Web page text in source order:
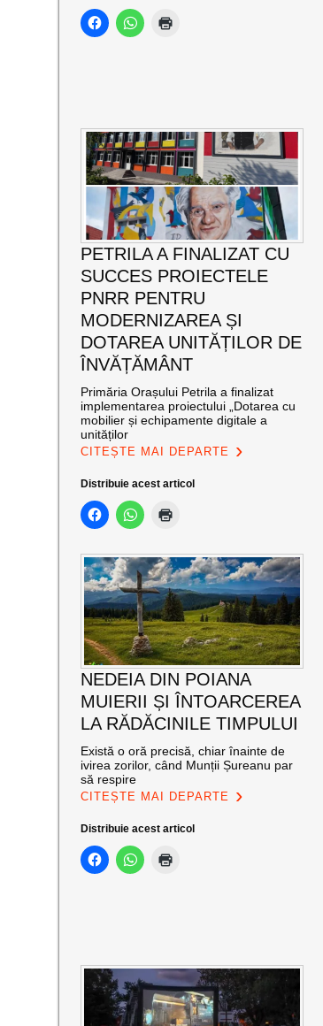
PETRILA A FINALIZAT CU
SUCCES PROIECTELE
PNRR PENTRU
MODERNIZAREA ȘI
DOTAREA UNITĂȚILOR DE
ÎNVĂȚĂMÂNT
Primăria Orașului Petrila a finalizat
implementarea proiectului „Dotarea cu
mobilier și echipamente digitale a
unităților
CITEȘTE MAI DEPARTE
Distribuie acest articol
NEDEIA DIN POIANA
MUIERII ȘI ÎNTOARCEREA
LA RĂDĂCINILE TIMPULUI
Există o oră precisă, chiar înainte de
ivirea zorilor, când Munții Șureanu par
să respire
CITEȘTE MAI DEPARTE
Distribuie acest articol